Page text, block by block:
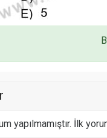
yapılmamıştır. İlk